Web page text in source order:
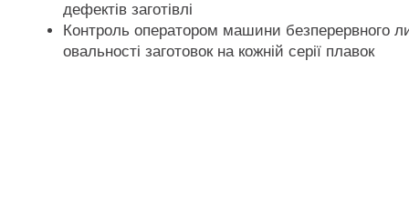
дефектів заготівлі
Контроль оператором машини безперервного
овальності заготовок на кожній серії плавок